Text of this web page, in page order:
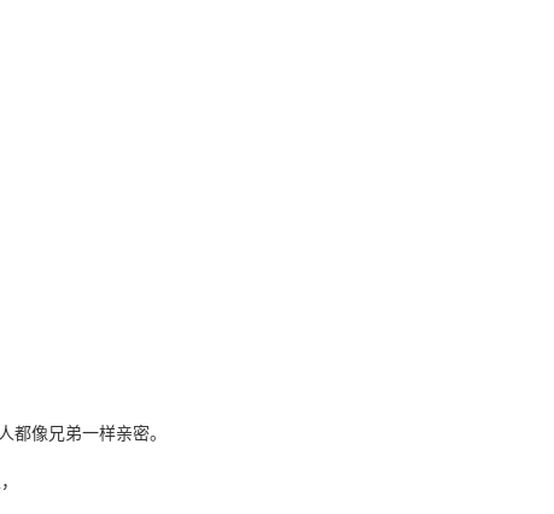
都像兄弟一样亲密。